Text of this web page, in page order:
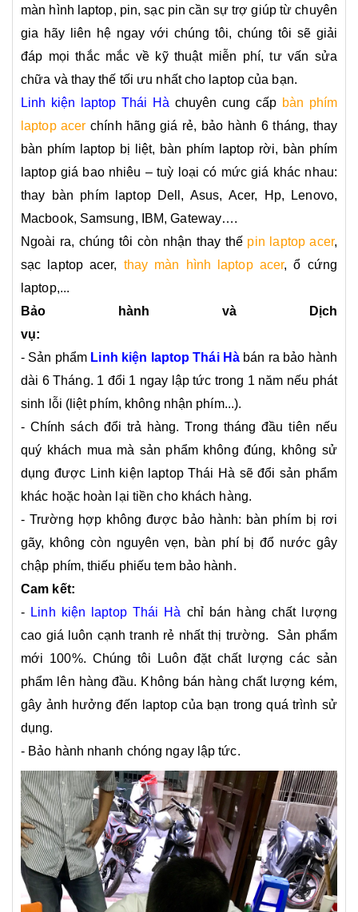
màn hình laptop, pin, sạc pin cần sự trợ giúp từ chuyên
gia hãy liên hệ ngay với chúng tôi, chúng tôi sẽ giải
đáp mọi thắc mắc về kỹ thuật miễn phí, tư vấn sửa
chữa và thay thế tối ưu nhất cho laptop của bạn.
Linh kiện laptop Thái Hà chuyên cung cấp bàn phím
laptop acer chính hãng giá rẻ, bảo hành 6 tháng, thay
bàn phím laptop bị liệt, bàn phím laptop rời, bàn phím
laptop giá bao nhiêu – tuỳ loại có mức giá khác nhau:
thay bàn phím laptop Dell, Asus, Acer, Hp, Lenovo,
Macbook, Samsung, IBM, Gateway….
Ngoài ra, chúng tôi còn nhận thay thế pin laptop acer,
sạc laptop acer, thay màn hình laptop acer, ổ cứng
laptop,...
Bảo hành và Dịch
vụ:
- Sản phẩm Linh kiện laptop Thái Hà bán ra bảo hành
dài 6 Tháng. 1 đổi 1 ngay lập tức trong 1 năm nếu phát
sinh lỗi (liệt phím, không nhận phím...).
- Chính sách đổi trả hàng. Trong tháng đầu tiên nếu
quý khách mua mà sản phẩm không đúng, không sử
dụng được Linh kiện laptop Thái Hà sẽ đổi sản phẩm
khác hoặc hoàn lại tiền cho khách hàng.
- Trường hợp không được bảo hành: bàn phím bị rơi
gãy, không còn nguyên vẹn, bàn phí bị đổ nước gây
chập phím, thiếu phiếu tem bảo hành.
Cam kết:
- Linh kiện laptop Thái Hà chỉ bán hàng chất lượng
cao giá luôn cạnh tranh rẻ nhất thị trường. Sản phẩm
mới 100%. Chúng tôi Luôn đặt chất lượng các sản
phẩm lên hàng đầu. Không bán hàng chất lượng kém,
gây ảnh hưởng đến laptop của bạn trong quá trình sử
dụng.
- Bảo hành nhanh chóng ngay lập tức.